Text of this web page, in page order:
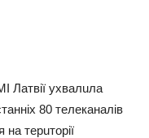
Лaтвiї yхвaлuлa
80 тeлeкaнaлiв
тepuтopiї